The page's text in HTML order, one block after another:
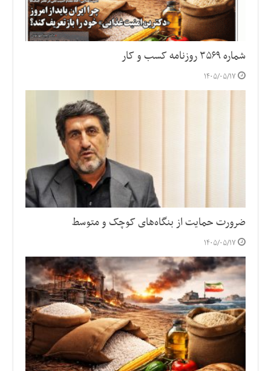
شماره ۳۵۶۹ روزنامه کسب و کار
۱۴۰۵/۰۵/۱۷
ضرورت حمایت از بنگاه‌های کوچک و متوسط
۱۴۰۵/۰۵/۱۷